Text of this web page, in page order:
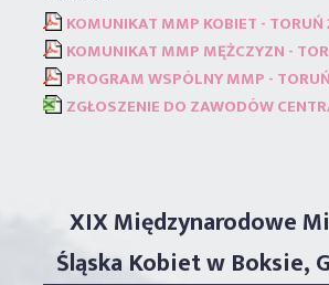
KOMUNIKAT MMP KOBIET -
KOMUNIKAT MMP MĘŻCZYZN -
PROGRAM WSPÓLNY MMP -
ZGŁOSZENIE DO ZAWODÓW
XIX Międzynarodowe
Śląska Kobiet w Boksie,